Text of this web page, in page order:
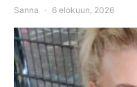
Sanna 6 elokuun, 2026